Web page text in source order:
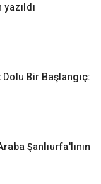
Dolu Bir Başlangıç:
Şanlıurfa'lının